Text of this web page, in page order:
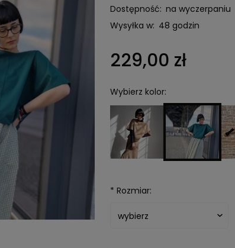
Dostępność: na wyczerpaniu
Wysyłka w: 48 godzin
229,00 zł
Wybierz kolor:
* Rozmiar: